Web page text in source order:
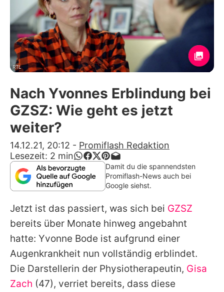
Filme & Serien
Lifestyle
Familie & Liebe
Promiflash Exklusiv
Alle Themen auf Promiflash
App runterladen
Team
Redaktionelle Richtlinien
Impressum
Datenschutzerklärung
Nutzungsbedingungen
Utiq verwalten
RTL
Nach Yvonnes Erblindung bei
GZSZ: Wie geht es jetzt
weiter?
14.12.21, 20:12 - Promiflash Redaktion
Lesezeit: 2 min
Damit du die spannendsten
Promiflash-News auch bei
Google siehst.
Jetzt ist das passiert, was sich bei GZSZ
bereits über Monate hinweg angebahnt
hatte: Yvonne Bode ist aufgrund einer
Augenkrankheit nun vollständig erblindet.
Die Darstellerin der Physiotherapeutin, Gisa
Zach (47), verriet bereits, dass diese